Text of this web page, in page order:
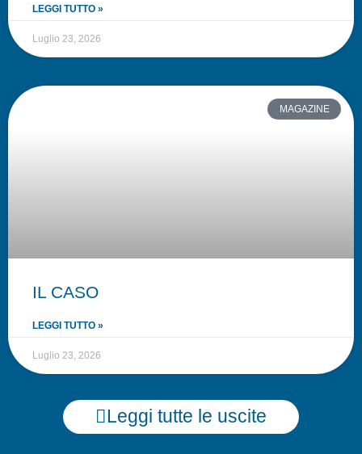
LEGGI TUTTO »
Luglio 23, 2026
MAGAZINE
IL CASO
LEGGI TUTTO »
Luglio 23, 2026
Leggi tutte le uscite